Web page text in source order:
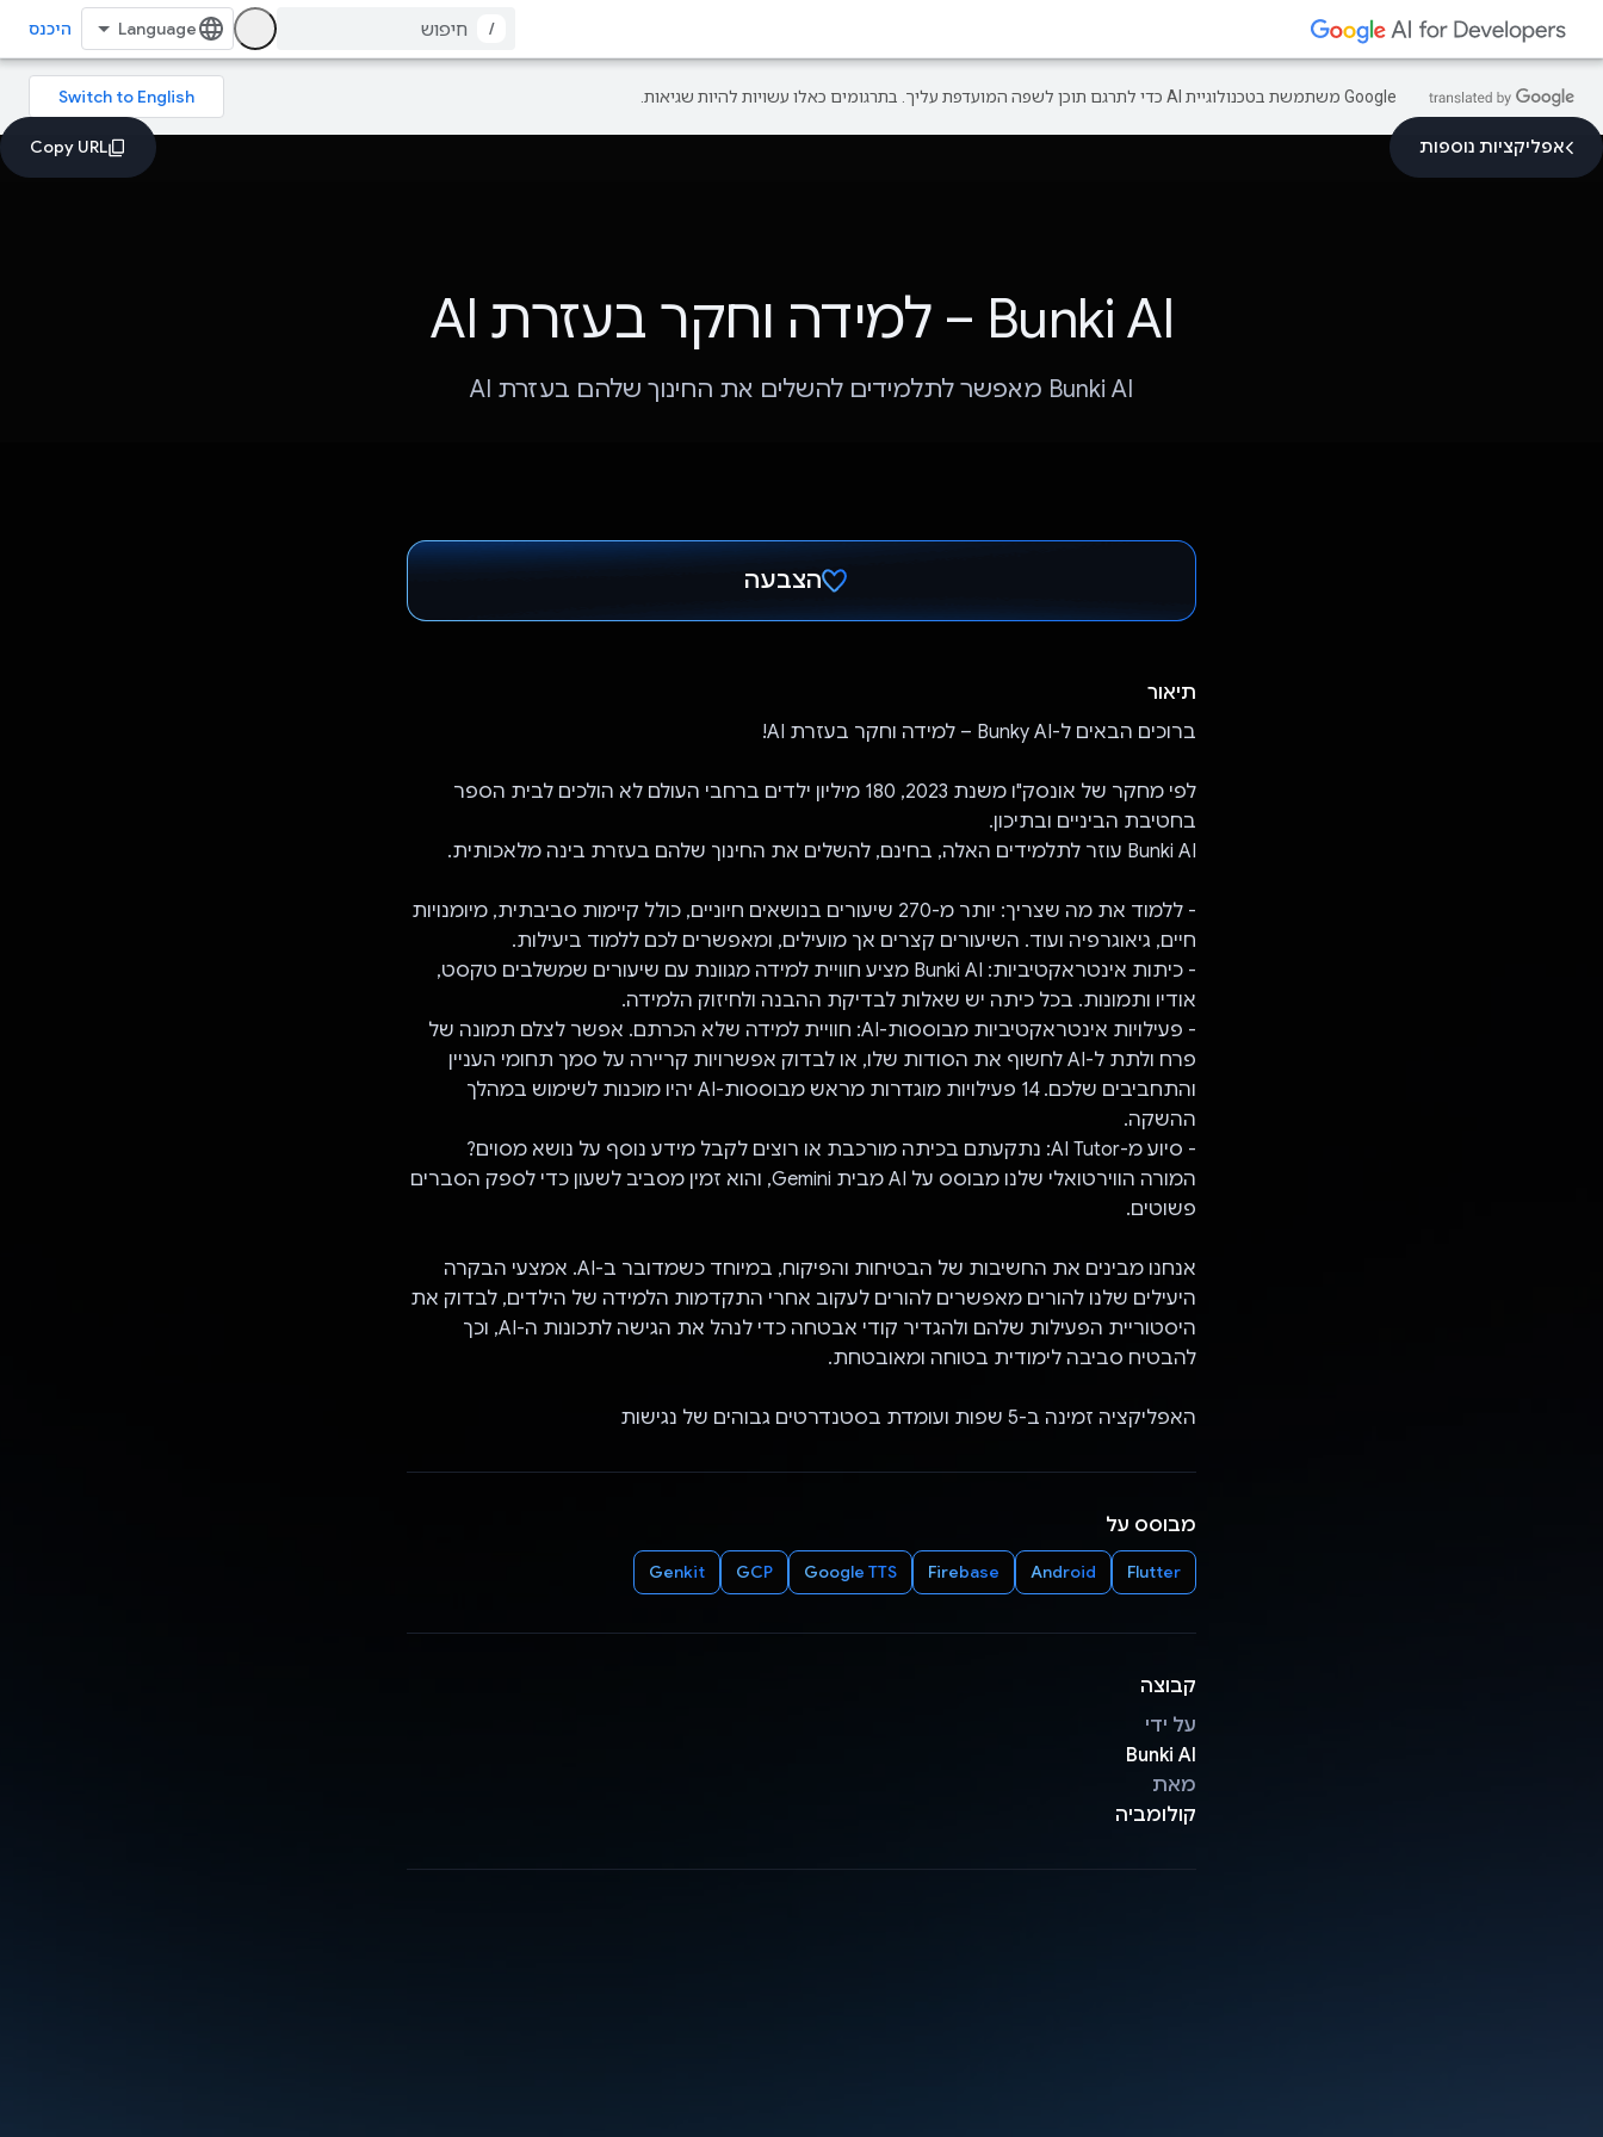
/ היכנס
‫Google משתמשת בטכנולוגיית AI כדי לתרגם תוכן לשפה המועדפת עליך. בתרגומים כאלו עשויות להיות שגיאות.
אפליקציות נוספות
Bunki AI – למידה וחקר בעזרת AI
Bunki AI מאפשר לתלמידים להשלים את החינוך שלהם בעזרת AI
הצבעה
תיאור
ברוכים הבאים ל-Bunky AI – למידה וחקר בעזרת AI!
לפי מחקר של אונסק"ו משנת 2023, 180 מיליון ילדים ברחבי העולם לא הולכים לבית הספר
בחטיבת הביניים ובתיכון.
Bunki AI עוזר לתלמידים האלה, בחינם, להשלים את החינוך שלהם בעזרת בינה מלאכותית.
- ללמוד את מה שצריך: יותר מ-270 שיעורים בנושאים חיוניים, כולל קיימות סביבתית, מיומנויות
חיים, גיאוגרפיה ועוד. השיעורים קצרים אך מועילים, ומאפשרים לכם ללמוד ביעילות.
- כיתות אינטראקטיביות: Bunki AI מציע חוויית למידה מגוונת עם שיעורים שמשלבים טקסט,
אודיו ותמונות. בכל כיתה יש שאלות לבדיקת ההבנה ולחיזוק הלמידה.
- פעילויות אינטראקטיביות מבוססות-AI: חוויית למידה שלא הכרתם. אפשר לצלם תמונה של
פרח ולתת ל-AI לחשוף את הסודות שלו, או לבדוק אפשרויות קריירה על סמך תחומי העניין
והתחביבים שלכם. 14 פעילויות מוגדרות מראש מבוססות-AI יהיו מוכנות לשימוש במהלך
ההשקה.
- סיוע מ-AI Tutor: נתקעתם בכיתה מורכבת או רוצים לקבל מידע נוסף על נושא מסוים?
המורה הווירטואלי שלנו מבוסס על AI מבית Gemini, והוא זמין מסביב לשעון כדי לספק הסברים
פשוטים.
אנחנו מבינים את החשיבות של הבטיחות והפיקוח, במיוחד כשמדובר ב-AI. אמצעי הבקרה
היעילים שלנו להורים מאפשרים להורים לעקוב אחרי התקדמות הלמידה של הילדים, לבדוק את
היסטוריית הפעילות שלהם ולהגדיר קודי אבטחה כדי לנהל את הגישה לתכונות ה-AI, וכך
להבטיח סביבה לימודית בטוחה ומאובטחת.
האפליקציה זמינה ב-5 שפות ועומדת בסטנדרטים גבוהים של נגישות
מבוסס על
Flutter
Android
Firebase
Google TTS
GCP
Genkit
קבוצה
על ידי
Bunki AI
מאת
קולומביה